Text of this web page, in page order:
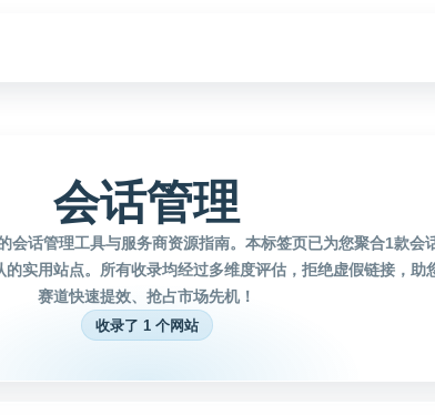
会话管理
会话管理工具与服务商资源指南。本标签页已为您聚合1款会
实用站点。所有收录均经过多维度评估，拒绝虚假链接，助
赛道快速提效、抢占市场先机！
收录了 1 个网站